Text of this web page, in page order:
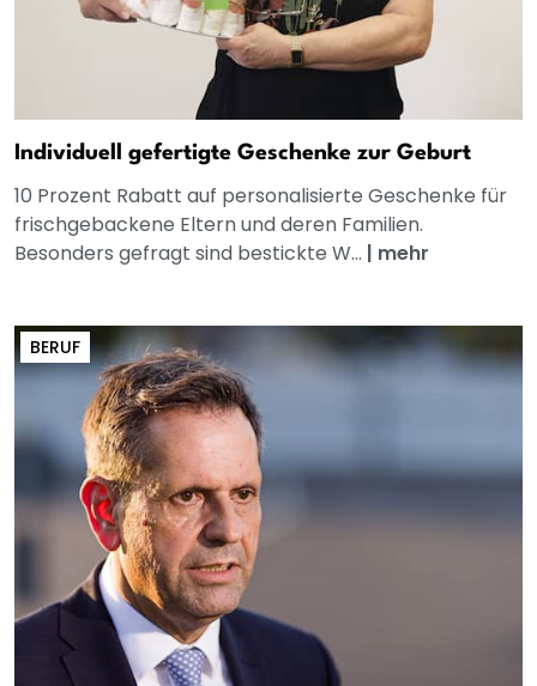
Individuell gefertigte Geschenke zur Geburt
10 Prozent Rabatt auf personalisierte Geschenke für
frischgebackene Eltern und deren Familien.
Besonders gefragt sind bestickte W... | mehr
BERUF